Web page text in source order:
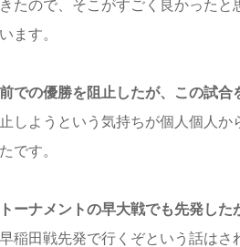
たので、そこがすごく良かった
ます。
の優勝を阻止したが、この試合
しようという気持ちが個人個人
です。
ナメントの早大戦でも先発した
稲田戦先発で行くぞという話は